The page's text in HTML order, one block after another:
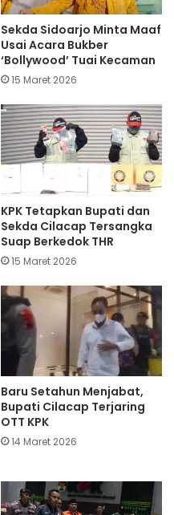
Sekda Sidoarjo Minta Maaf
Usai Acara Bukber
‘Bollywood’ Tuai Kecaman
15 Maret 2026
KPK Tetapkan Bupati dan
Sekda Cilacap Tersangka
Suap Berkedok THR
15 Maret 2026
Baru Setahun Menjabat,
Bupati Cilacap Terjaring
OTT KPK
14 Maret 2026